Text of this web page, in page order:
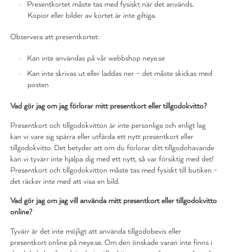
Presentkortet måste tas med fysiskt när det används.
Kopior eller bilder av kortet är inte giltiga.
Observera att presentkortet:
Kan inte användas på vår webbshop neye.se
Kan inte skrivas ut eller laddas ner – det måste skickas med
posten
Vad gör jag om jag förlorar mitt presentkort eller tillgodokvitto?
Presentkort och tillgodokvitton är inte personliga och enligt lag
kan vi vare sig spärra eller utfärda ett nytt presentkort eller
tillgodokvitto. Det betyder att om du förlorar ditt tillgodohavande
kan vi tyvärr inte hjälpa dig med ett nytt, så var försiktig med det!
Presentkort och tillgodokvitton måste tas med fysiskt till butiken -
det räcker inte med att visa en bild.
Vad gör jag om jag vill använda mitt presentkort eller tillgodokvitto
online?
Tyvärr är det inte möjligt att använda tillgodobevis eller
presentkort online på neye.se. Om den önskade varan inte finns i